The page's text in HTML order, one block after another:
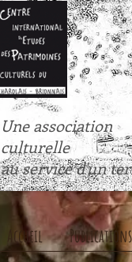
Une association
culturelle
au service d'un
Accueil Publications